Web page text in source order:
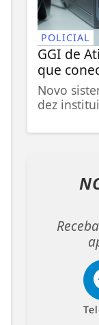
POLICIAL
GGI de
que
Novo
dez